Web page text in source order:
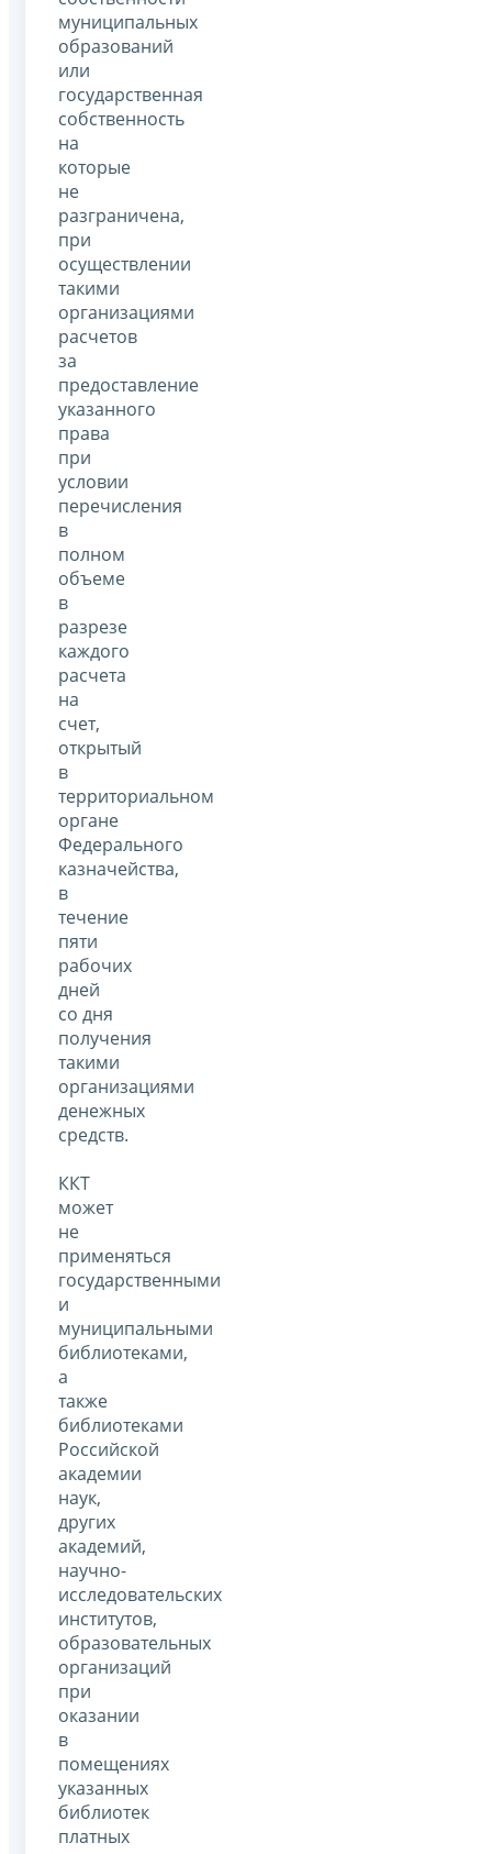
муниципальных
образований
или
государственная
собственность
на
которые
не
разграничена,
при
осуществлении
такими
организациями
расчетов
за
предоставление
указанного
права
при
условии
перечисления
в
полном
объеме
в
разрезе
каждого
расчета
на
счет,
открытый
в
территориальном
органе
Федерального
казначейства,
в
течение
пяти
рабочих
дней
со дня
получения
такими
организациями
денежных
средств.
ККТ
может
не
применяться
государственными
и
муниципальными
библиотеками,
а
также
библиотеками
Российской
академии
наук,
других
академий,
научно-
исследовательских
институтов,
образовательных
организаций
при
оказании
в
помещениях
указанных
библиотек
платных